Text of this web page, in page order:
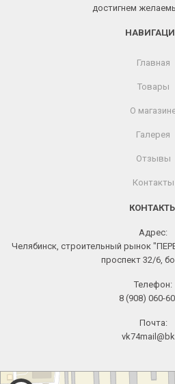
достигнем
Главная
Товары
О
Галерея
Отзывы
Контакты
Адрес:
Челябинск, строительный рынок
проспект 32/6,
Телефон:
8 (908) 060-
Почта: